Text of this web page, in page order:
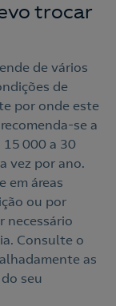
trocar
de vários
de
por onde este
se a
000 a 30
vez por ano.
em áreas
ou por
necessário
Consulte o
as
seu